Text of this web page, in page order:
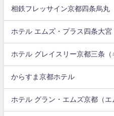
相鉄フレッサイン京都四条烏丸
ホテル エムズ・プラス四条大宮
ホテル グレイスリー京都三条（
からすま京都ホテル
ホテル グラン・エムズ京都（エ